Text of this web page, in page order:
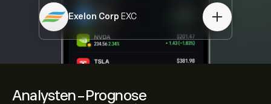
Analysten-Prognose
Exelon Corp EXC